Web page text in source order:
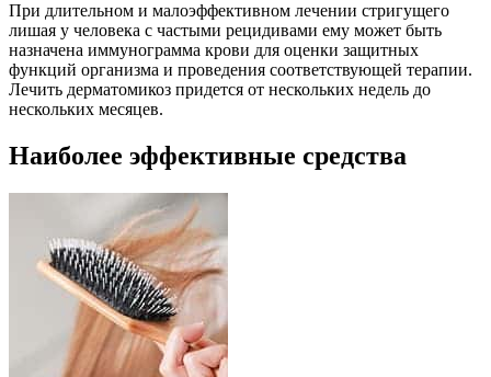
При длительном и малоэффективном лечении стригущего
лишая у человека с частыми рецидивами ему может быть
назначена иммунограмма крови для оценки защитных
функций организма и проведения соответствующей терапии.
Лечить дерматомикоз придется от нескольких недель до
нескольких месяцев.
Наиболее эффективные средства